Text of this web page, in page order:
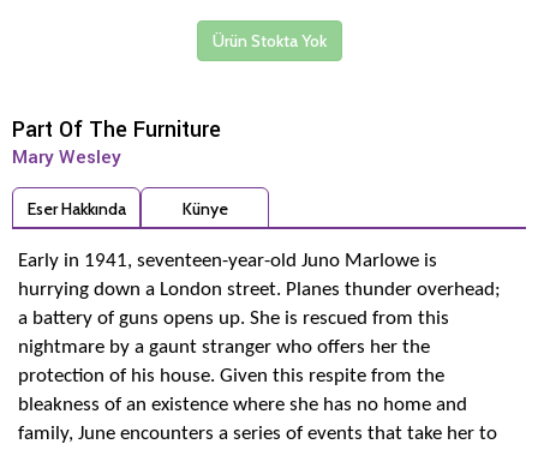
Ürün Stokta Yok
Part Of The Furniture
Mary Wesley
Eser Hakkında Künye
Early in 1941, seventeen-year-old Juno Marlowe is
hurrying down a London street. Planes thunder overhead;
a battery of guns opens up. She is rescued from this
nightmare by a gaunt stranger who offers her the
protection of his house. Given this respite from the
bleakness of an existence where she has no home and
family, June encounters a series of events that take her to